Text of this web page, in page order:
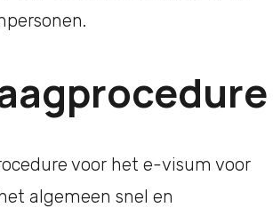
voor het e-visum voor
algemeen snel en